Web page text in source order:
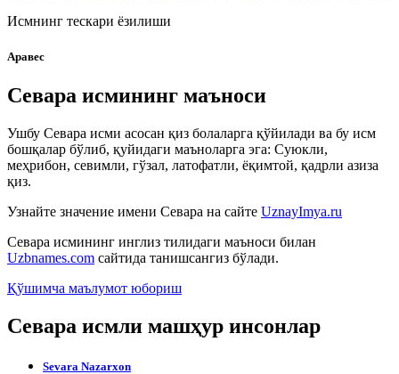
Исмнинг тескари ёзилиши
Аравес
Севара исмининг маъноси
Ушбу Севара исми асосан қиз болаларга қўйилади ва бу исм
бошқалар бўлиб, қуйидаги маъноларга эга: Суюкли,
меҳрибон, севимли, гўзал, латофатли, ёқимтой, қадрли азиза
қиз.
Узнайте значение имени Севара на сайте UznayImya.ru
Севара исмининг инглиз тилидаги маъноси билан
Uzbnames.com сайтида танишсангиз бўлади.
Қўшимча маълумот юбориш
Севара исмли машҳур инсонлар
Sevara Nazarxon